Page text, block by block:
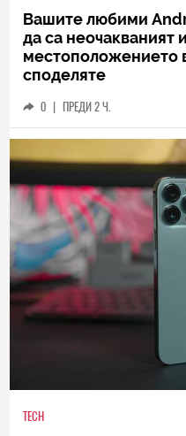
Вашите любими
да са неочакваният
местоположението
споделяте
0 | ПРЕДИ 2 Ч.
TECH